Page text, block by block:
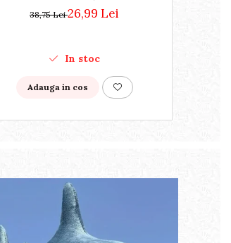
tematice sau competitii sportive
38,75 Lei26,99 Lei
In stoc
Adauga in cos